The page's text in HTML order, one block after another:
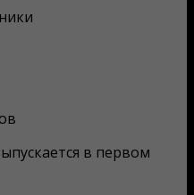
в первом